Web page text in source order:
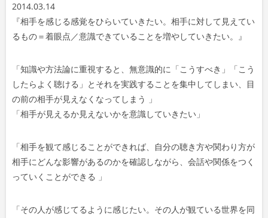
ー
ヤ
ー
2014.03.14
『相手を感じる感覚をひらいていきたい。 相手に対して見えてい
るもの＝着眼点／意識できていることを増やしていきたい。』
「知識や方法論に重視すると、無意識的に「こうすべき」「こう
したらよく聴ける」とそれを実践することを集中してしまい、目
の前の相手が見えなくなってしまう 」
「相手が見えるか見えないかを意識していきたい 」
「相手を観て感じることができれば、自分の聴き方や関わり方が
相手にどんな影響があるのかを確認しながら、会話や関係をつく
っていくことができる 」
「その人が感じてるように感じたい。 その人が観ている世界を同